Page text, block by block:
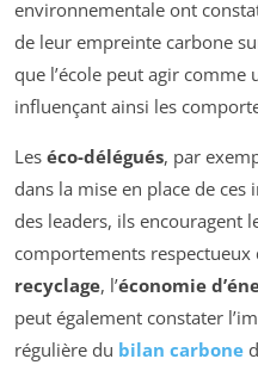
environnementale ont
de leur empreinte carbone
que l’école peut agir comme
influençant ainsi les
Les éco-délégués, par
dans la mise en place de
des leaders, ils encouragent
comportements respectueux
recyclage, l’économie
peut également constater
régulière du bilan carbone